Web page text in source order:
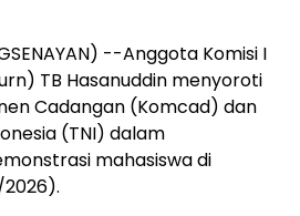
--Anggota Komisi I
TB Hasanuddin menyoroti
Cadangan (Komcad) dan
(TNI) dalam
mahasiswa di